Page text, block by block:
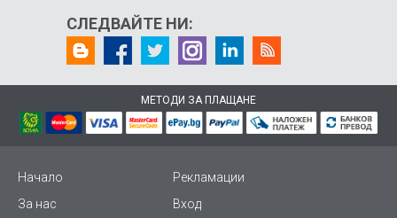
СЛЕДВАЙТЕ НИ:
МЕТОДИ ЗА ПЛАЩАНЕ
Начало
Рекламации
За нас
Вход